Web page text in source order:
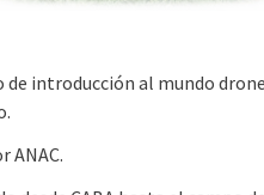
introducción al mundo
ANAC.